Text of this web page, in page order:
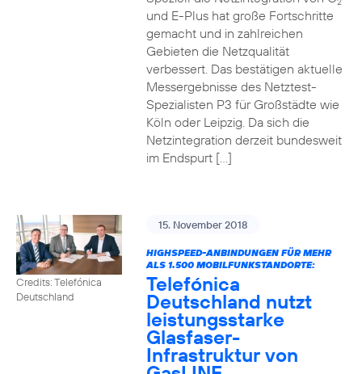
und E-Plus hat große Fortschritte
gemacht und in zahlreichen
Gebieten die Netzqualität
verbessert. Das bestätigen aktuelle
Messergebnisse des Netztest-
Spezialisten P3 für Großstädte wie
Köln oder Leipzig. Da sich die
Netzintegration derzeit bundesweit
im Endspurt […]
Credits: Telefónica
Deutschland
15. November 2018
HIGHSPEED-ANBINDUNGEN FÜR MEHR
ALS 1.500 MOBILFUNKSTANDORTE:
Telefónica
Deutschland nutzt
leistungsstarke
Glasfaser-
Infrastruktur von